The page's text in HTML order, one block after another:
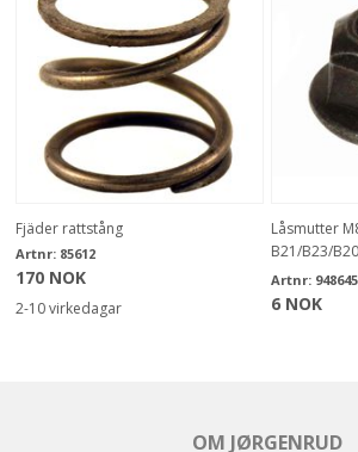
Fjäder rattstång
Artnr: 85612
170 NOK
2-10 virkedagar
Låsmutter
B21/B23/
Artnr: 948645
6 NOK
OM JØRGENRUD